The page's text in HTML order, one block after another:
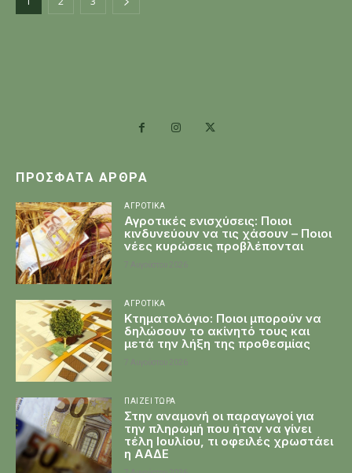
ΠΡΌΣΦΑΤΑ ΆΡΘΡΑ
ΑΓΡΟΤΙΚΆ
Αγροτικές ενισχύσεις: Ποιοι
κινδυνεύουν να τις χάσουν – Ποιοι
νέες κυρώσεις προβλέπονται
ΑΓΡΟΤΙΚΆ
Κτηματολόγιο: Ποιοι μπορούν να
δηλώσουν το ακίνητό τους και
μετά την λήξη της προθεσμίας
ΠΑΊΖΕΙ ΤΏΡΑ
Στην αναμονή οι παραγωγοί για
την πληρωμή που ήταν να γίνει
τέλη Ιουλίου, τι οφειλές χρωστάει
η ΑΑΔΕ